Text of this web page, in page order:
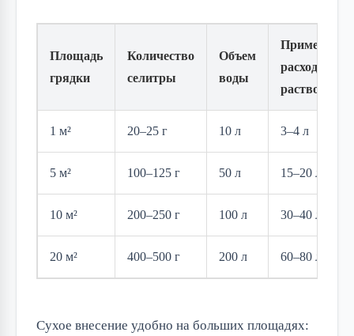
Площадь
грядки
Количество
селитры
Объем
воды
Примерный
расход
раствора
1 м² 20–25 г 10 л 3–4 л
5 м² 100–125 г 50 л 15–20 л
10 м² 200–250 г 100 л 30–40 л
20 м² 400–500 г 200 л 60–80 л
Сухое внесение удобно на больших площадях: